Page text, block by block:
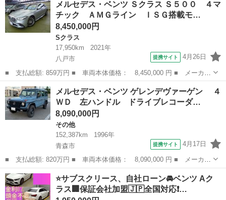
ン ■ グレード名： Ｃ２００ブルーエフィシェンシーワゴンアバン
Ｇ 右ハンド...
メルセデス・ベンツ Ｓクラス Ｓ５００ ４マ
チック ＡＭＧライン ＩＳＧ搭載モ…
8,450,000円
Sクラス
17,950km
2021年
八戸市
提携サイト 4月26日
■ 支払総額: 859万円 ■ 車両本体価格： 8,450,000 円 ■ メーカー
名： メルセデス・ベンツ ■ 車種名： Ｓクラス ■ グレード
名： Ｓ５００ ４マチック ＡＭＧライン ＩＳＧ搭載モデル ４
ＷＤ レザーエ...
青森 八戸市 Sクラス
メルセデス・ベンツ ゲレンデヴァーゲン ４
ＷＤ 左ハンドル ドライブレコーダ…
8,090,000円
その他
152,387km
1996年
青森市
提携サイト 4月17日
■ 支払総額: 820万円 ■ 車両本体価格： 8,090,000 円 ■ メーカー
名： メルセデス・ベンツ ■ 車種名： ゲレンデヴァーゲン ■ グ
レード名： ４ＷＤ 左ハンドル ドライブレコーダー ＥＴＣ
パワーシー...
青森 青森市 その他
⭐️サブスクリース、自社ローン🚘️ベンツ Aク
ラス🏢保証会社加盟🇯🇵全国対応❗…